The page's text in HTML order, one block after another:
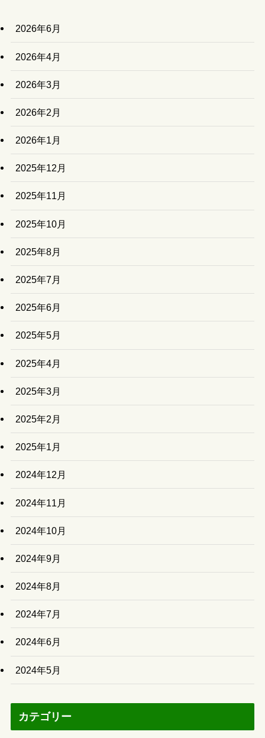
2026年6月
2026年4月
2026年3月
2026年2月
2026年1月
2025年12月
2025年11月
2025年10月
2025年8月
2025年7月
2025年6月
2025年5月
2025年4月
2025年3月
2025年2月
2025年1月
2024年12月
2024年11月
2024年10月
2024年9月
2024年8月
2024年7月
2024年6月
2024年5月
カテゴリー